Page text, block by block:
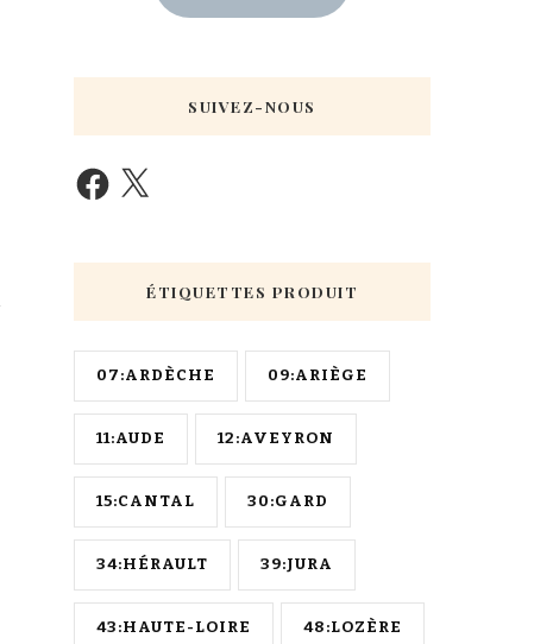
SUIVEZ-NOUS
ÉTIQUETTES PRODUIT
07:ARDÈCHE 09:ARIÈGE
11:AUDE 12:AVEYRON
15:CANTAL 30:GARD
34:HÉRAULT 39:JURA
43:HAUTE-LOIRE 48:LOZÈRE